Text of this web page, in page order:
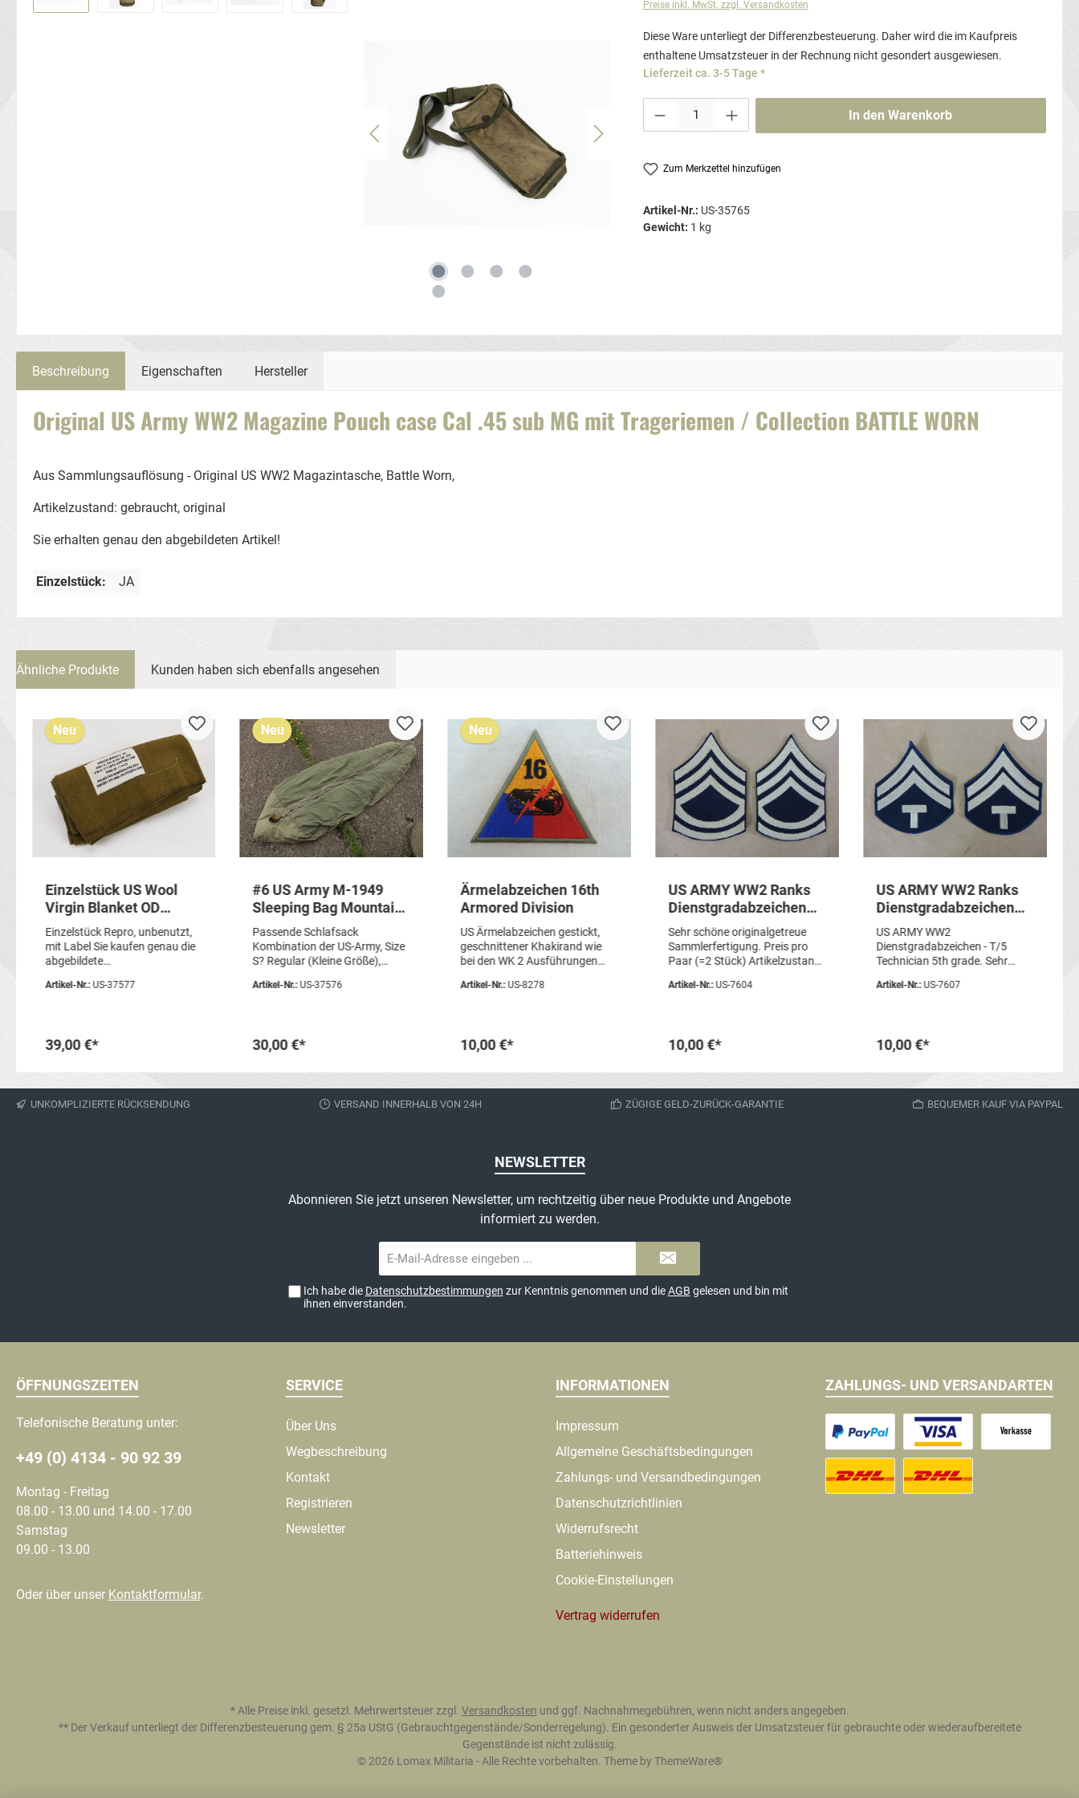
Preise inkl. MwSt. zzgl. Versandkosten
Diese Ware unterliegt der Differenzbesteuerung. Daher wird die im Kaufpreis
enthaltene Umsatzsteuer in der Rechnung nicht gesondert ausgewiesen.
Lieferzeit ca. 3-5 Tage *
In den Warenkorb
Zum Merkzettel hinzufügen
Artikel-Nr.: US-35765
Gewicht: 1 kg
Beschreibung Eigenschaften Hersteller
Original US Army WW2 Magazine Pouch case Cal .45 sub MG mit Trageriemen / Collection BATTLE WORN
Aus Sammlungsauflösung - Original US WW2 Magazintasche, Battle Worn,
Artikelzustand: gebraucht, original
Sie erhalten genau den abgebildeten Artikel!
Einzelstück: JA
Ähnliche Produkte Kunden haben sich ebenfalls angesehen
Neu
Einzelstück US Wool
Virgin Blanket OD
Vintage Wolldecke
Camp Decke 1943
Reproduktion
Einzelstück Repro, unbenutzt,
mit Label Sie kaufen genau die
abgebildete
gebraucht (unbenutzt), Repro
Artikel-Nr.: US-37577
39,00 €*
Neu
#6 US Army M-1949
Sleeping Bag Mountain
Daunen Schlafsack +
Cover
Passende Schlafsack
Kombination der US-Army, Size
S? Regular (Kleine Größe),
aus einem M-1949 Sleeping
stärker gebrauchtem Zustand,
dass einige kleinere Daunen frei
sind.Artikelzustand: gebraucht,
original Sie erhalten genau den
Artikel-Nr.: US-37576
30,00 €*
Neu
Ärmelabzeichen 16th
Armored Division
US Ärmelabzeichen gestickt,
geschnittener Khakirand wie
bei den WK 2 Ausführungen
Artikelzustand: gebraucht
Artikel-Nr.: US-8278
10,00 €*
US ARMY WW2 Ranks
Dienstgradabzeichen
T/Sgt Technical
Sergeant Uniform Rang
Abzeichen
Sehr schöne originalgetreue
Sammlerfertigung. Preis pro
Paar (=2 Stück) Artikelzustand:
Artikel-Nr.: US-7604
10,00 €*
US ARMY WW2 Ranks
Dienstgradabzeichen
T/5 Technician 5th
grade Uniform Rang
Abzeichen
US ARMY WW2
Dienstgradabzeichen - T/5
Technician 5th grade. Sehr
Sammlerfertigung. Preis pro
Artikel-Nr.: US-7607
10,00 €*
UNKOMPLIZIERTE RÜCKSENDUNG VERSAND INNERHALB VON 24H ZÜGIGE GELD-ZURÜCK-GARANTIE BEQUEMER KAUF VIA PAYPAL
NEWSLETTER
Abonnieren Sie jetzt unseren Newsletter, um rechtzeitig über neue Produkte und Angebote
informiert zu werden.
Mail-
Adresse*
Ich habe die Datenschutzbestimmungen zur Kenntnis genommen und dieAGB gelesen und bin mit
ihnen einverstanden.
ÖFFNUNGSZEITEN
Telefonische Beratung unter:
+49 (0) 4134 - 90 92 39
Montag - Freitag
08.00 - 13.00 und 14.00 - 17.00
Samstag
09.00 - 13.00
Oder über unser Kontaktformular.
SERVICE
Über Uns
Wegbeschreibung
Kontakt
Registrieren
Newsletter
INFORMATIONEN
Impressum
Allgemeine Geschäftsbedingungen
Zahlungs- und Versandbedingungen
Datenschutzrichtlinien
Widerrufsrecht
Batteriehinweis
Cookie-Einstellungen
Vertrag widerrufen
ZAHLUNGS- UND VERSANDARTEN
* Alle Preise inkl. gesetzl. Mehrwertsteuer zzgl. Versandkosten und ggf. Nachnahmegebühren, wenn nicht anders angegeben.
** Der Verkauf unterliegt der Differenzbesteuerung gem. § 25a UStG (Gebrauchtgegenstände/Sonderregelung). Ein gesonderter Ausweis der Umsatzsteuer für gebrauchte oder wiederaufbereitete
Gegenstände ist nicht zulässig.
© 2026 Lomax Militaria - Alle Rechte vorbehalten. Theme by ThemeWare®